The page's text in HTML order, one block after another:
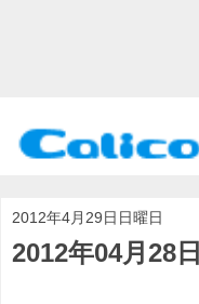
2012年4月29日日曜日
2012年04月28日